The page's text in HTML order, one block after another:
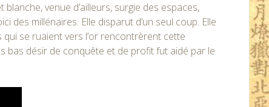
venue d’ailleurs, surgie des espaces,
des millénaires. Elle disparut d’un seul coup. Elle
se ruaient vers l’or rencontrèrent cette
bas désir de conquête et de profit fut aidé par le